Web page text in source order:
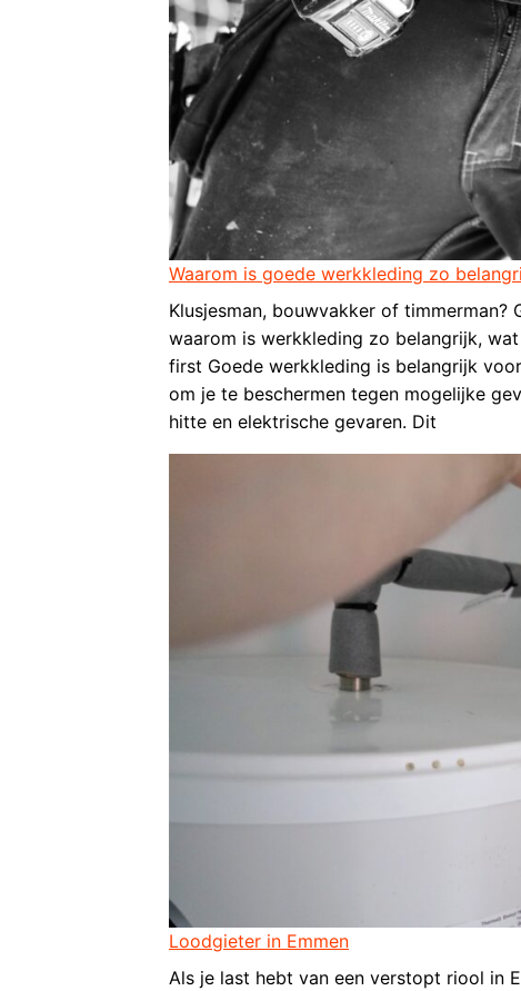
Waarom is goede werkkleding zo
Klusjesman, bouwvakker of
waarom is werkkleding zo belangrijk,
first Goede werkkleding is belangrijk
om je te beschermen tegen mogelijke
hitte en elektrische gevaren. Dit
Loodgieter in Emmen
Als je last hebt van een verstopt riool in